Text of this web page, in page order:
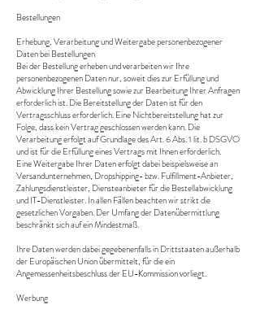
Bestellungen
Erhebung, Verarbeitung und Weitergabe personenbezogener
Daten bei Bestellungen
Bei der Bestellung erheben und verarbeiten wir Ihre
personenbezogenen Daten nur, soweit dies zur Erfüllung und
Abwicklung Ihrer Bestellung sowie zur Bearbeitung Ihrer Anfragen
erforderlich ist. Die Bereitstellung der Daten ist für den
Vertragsschluss erforderlich. Eine Nichtbereitstellung hat zur
Folge, dass kein Vertrag geschlossen werden kann. Die
Verarbeitung erfolgt auf Grundlage des Art. 6 Abs. 1 lit. b DSGVO
und ist für die Erfüllung eines Vertrags mit Ihnen erforderlich.
Eine Weitergabe Ihrer Daten erfolgt dabei beispielsweise an
Versandunternehmen, Dropshipping- bzw. Fulfillment-Anbieter,
Zahlungsdienstleister, Diensteanbieter für die Bestellabwicklung
und IT-Dienstleister. In allen Fällen beachten wir strikt die
gesetzlichen Vorgaben. Der Umfang der Datenübermittlung
beschränkt sich auf ein Mindestmaß.
Ihre Daten werden dabei gegebenenfalls in Drittstaaten außerhalb
der Europäischen Union übermittelt, für die ein
Angemessenheitsbeschluss der EU-Kommission vorliegt.
Werbung